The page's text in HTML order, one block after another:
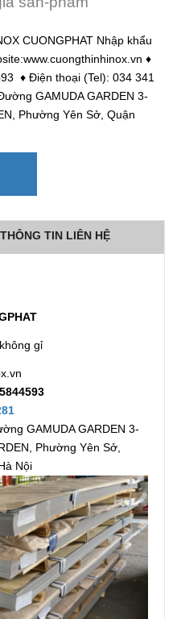
CUONGPHAT Nhập khẩu
♦
♦ Điện thoại (Tel): 034 341
GAMUDA GARDEN 3-
Phường Yên Sở, Quận
THÔNG TIN LIÊN HỆ
gỉ
GAMUDA GARDEN 3-
Phường Yên Sở,
Nội